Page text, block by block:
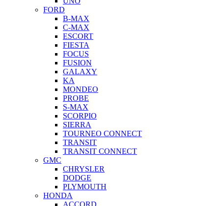
FORD
B-MAX
C-MAX
ESCORT
FIESTA
FOCUS
FUSION
GALAXY
KA
MONDEO
PROBE
S-MAX
SCORPIO
SIERRA
TOURNEO CONNECT
TRANSIT
TRANSIT CONNECT
GMC
CHRYSLER
DODGE
PLYMOUTH
HONDA
ACCORD